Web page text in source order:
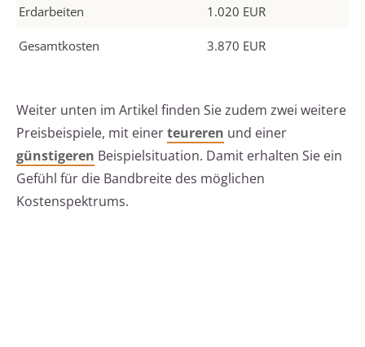
Erdarbeiten 1.020 EUR
Gesamtkosten 3.870 EUR
Weiter unten im Artikel finden Sie zudem zwei weitere
Preisbeispiele, mit einerteureren und einer
günstigeren Beispielsituation. Damit erhalten Sie ein
Gefühl für die Bandbreite des möglichen
Kostenspektrums.